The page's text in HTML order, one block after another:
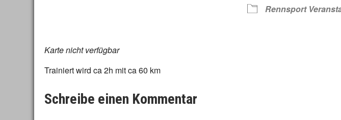
Rennsport
Karte nicht verfügbar
Trainiert wird ca 2h mit ca 60 km
Schreibe einen Kommentar